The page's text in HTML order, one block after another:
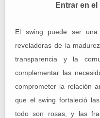
Entrar en
El swing puede ser
reveladoras de la
transparencia y la
complementar las
comprometer la relación
que el swing fortaleció
todo son rosas, y las